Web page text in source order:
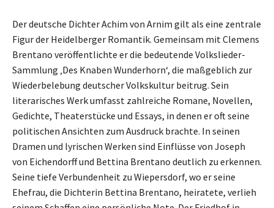
Der deutsche Dichter Achim von Arnim gilt als eine zentrale
Figur der Heidelberger Romantik. Gemeinsam mit Clemens
Brentano veröffentlichte er die bedeutende Volkslieder-
Sammlung ‚Des Knaben Wunderhorn‘, die maßgeblich zur
Wiederbelebung deutscher Volkskultur beitrug. Sein
literarisches Werk umfasst zahlreiche Romane, Novellen,
Gedichte, Theaterstücke und Essays, in denen er oft seine
politischen Ansichten zum Ausdruck brachte. In seinen
Dramen und lyrischen Werken sind Einflüsse von Joseph
von Eichendorff und Bettina Brentano deutlich zu erkennen.
Seine tiefe Verbundenheit zu Wiepersdorf, wo er seine
Ehefrau, die Dichterin Bettina Brentano, heiratete, verlieh